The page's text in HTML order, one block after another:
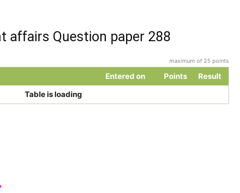
affairs Question paper 288
maximum of 25 points
Entered on Points
Result
Table is loading